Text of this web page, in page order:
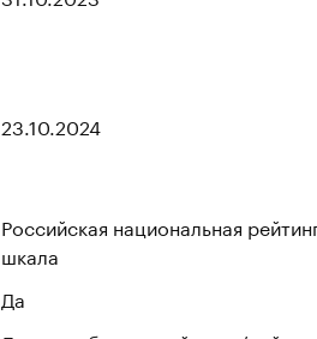
23.10.2024
Российская национальная
шкала
Да